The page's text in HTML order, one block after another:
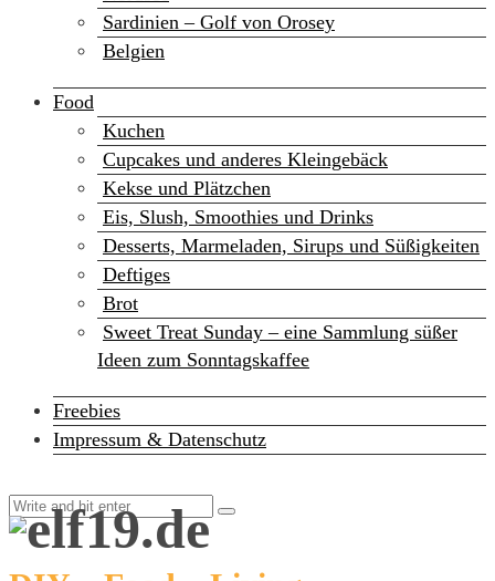
Sardinien – Golf von Orosey
Belgien
Food
Kuchen
Cupcakes und anderes Kleingebäck
Kekse und Plätzchen
Eis, Slush, Smoothies und Drinks
Desserts, Marmeladen, Sirups und Süßigkeiten
Deftiges
Brot
Sweet Treat Sunday – eine Sammlung süßer
Ideen zum Sonntagskaffee
Freebies
Impressum & Datenschutz